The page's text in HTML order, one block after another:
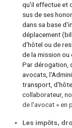
qu'il effectue et
sus de ses
dans sa base
déplacement
d'hôtel ou de
de la mission ou
Par dérogation,
avocats,
transport,
collaborateur,
de l'avocat « en
Les impôts,